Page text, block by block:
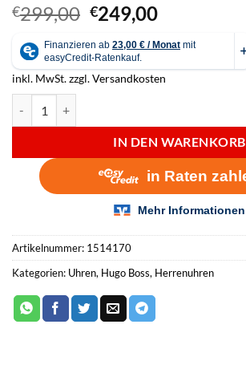
€299,00 Ursprünglicher
Preis
war:
€299,00
€249,00Aktueller
ist:
€249,00.
inkl. MwSt.zzgl.Versandkosten
IN DEN WARENKORB
Artikelnummer: 1514170
Kategorien: Uhren, Hugo Boss, Herrenuhren